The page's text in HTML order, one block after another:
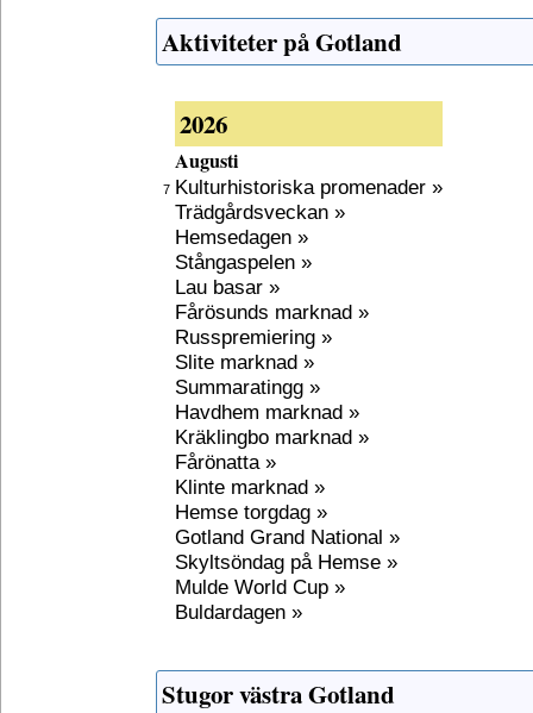
Aktiviteter på Gotland
2026
Augusti
7 Kulturhistoriska promenader »
Trädgårdsveckan »
Hemsedagen »
Stångaspelen »
Lau basar »
Fårösunds marknad »
Russpremiering »
Slite marknad »
Summaratingg »
Havdhem marknad »
Kräklingbo marknad »
Fårönatta »
Klinte marknad »
Hemse torgdag »
Gotland Grand National »
Skyltsöndag på Hemse »
Mulde World Cup »
Buldardagen »
Stugor västra Gotland